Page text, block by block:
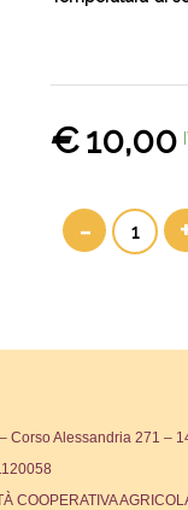
10,00
€
-
Corso Alessandria 271 –
COOPERATIVA